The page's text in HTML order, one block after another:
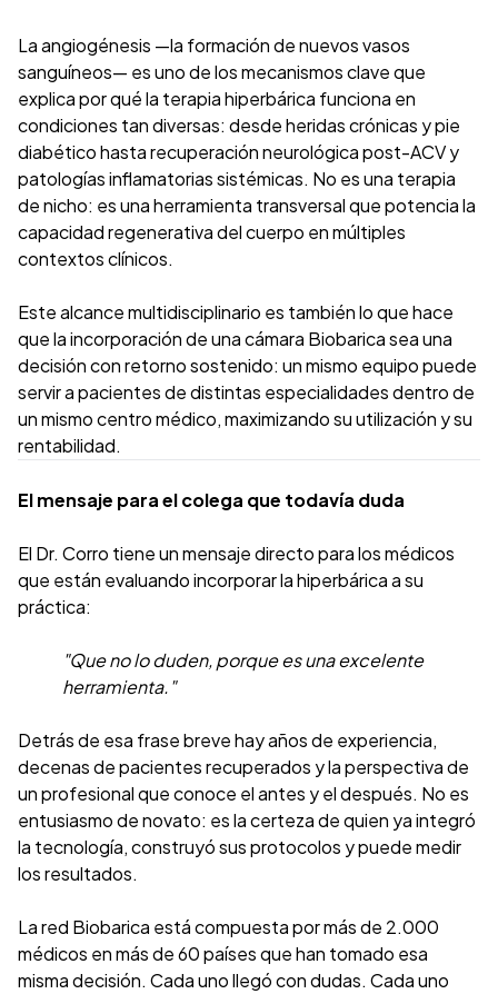
La angiogénesis —la formación de nuevos vasos
sanguíneos— es uno de los mecanismos clave que
explica por qué la terapia hiperbárica funciona en
condiciones tan diversas: desde heridas crónicas y pie
diabético hasta recuperación neurológica post-ACV y
patologías inflamatorias sistémicas. No es una terapia
de nicho: es una herramienta transversal que potencia la
capacidad regenerativa del cuerpo en múltiples
contextos clínicos.
Este alcance multidisciplinario es también lo que hace
que la incorporación de una cámara Biobarica sea una
decisión con retorno sostenido: un mismo equipo puede
servir a pacientes de distintas especialidades dentro de
un mismo centro médico, maximizando su utilización y su
rentabilidad.
El mensaje para el colega que todavía duda
El Dr. Corro tiene un mensaje directo para los médicos
que están evaluando incorporar la hiperbárica a su
práctica:
"Que no lo duden, porque es una excelente
herramienta."
Detrás de esa frase breve hay años de experiencia,
decenas de pacientes recuperados y la perspectiva de
un profesional que conoce el antes y el después. No es
entusiasmo de novato: es la certeza de quien ya integró
la tecnología, construyó sus protocolos y puede medir
los resultados.
La red Biobarica está compuesta por más de 2.000
médicos en más de 60 países que han tomado esa
misma decisión. Cada uno llegó con dudas. Cada uno